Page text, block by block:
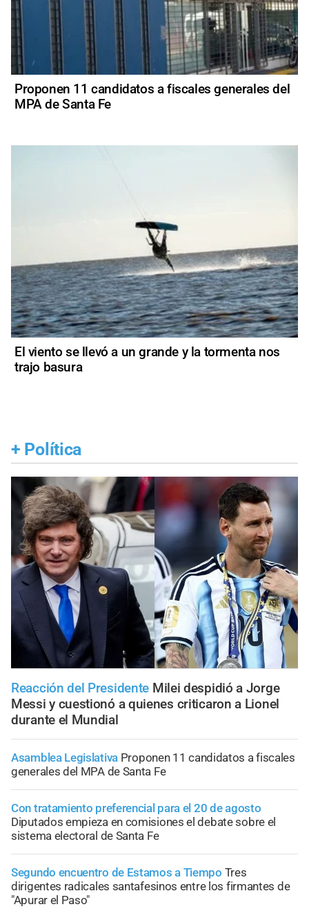
Proponen 11 candidatos a fiscales generales del
MPA de Santa Fe
El viento se llevó a un grande y la tormenta nos
trajo basura
+ Política
Reacción del Presidente Milei despidió a Jorge
Messi y cuestionó a quienes criticaron a Lionel
durante el Mundial
Asamblea Legislativa Proponen 11 candidatos a fiscales
generales del MPA de Santa Fe
Con tratamiento preferencial para el 20 de agosto
Diputados empieza en comisiones el debate sobre el
sistema electoral de Santa Fe
Segundo encuentro de Estamos a Tiempo Tres
dirigentes radicales santafesinos entre los firmantes de
"Apurar el Paso"